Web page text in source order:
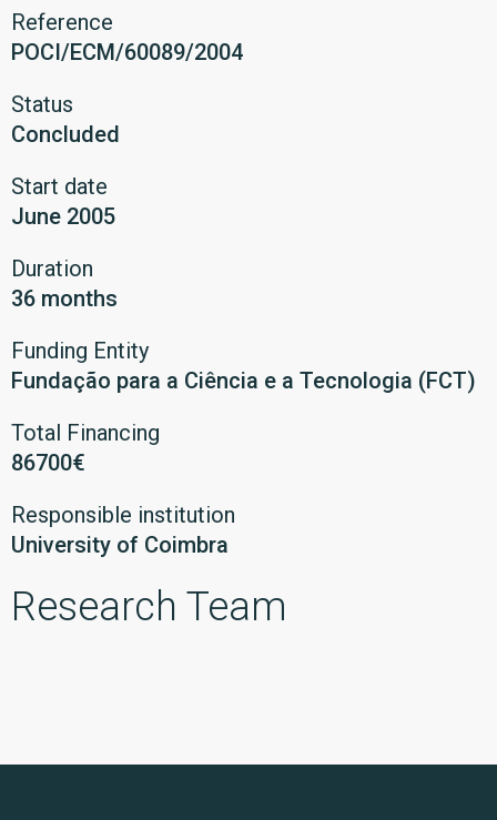
Reference
POCI/ECM/60089/2004
Status
Concluded
Start date
June 2005
Duration
36 months
Funding Entity
Fundação para a Ciência e a Tecnologia (FCT)
Total Financing
86700€
Responsible institution
University of Coimbra
Research Team